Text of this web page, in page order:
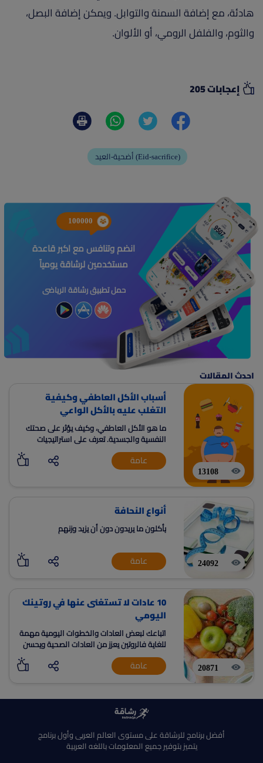
هادئة، مع إضافة السمنة والتوابل. ويمكن إضافة البصل،
والثوم، والفلفل الرومي، أو الألوان.
إعجابات 205
أضحية-العيد (Eid-sacrifice)
100000
انضم وتنافس مع اكبر قاعدة
مستخدمين لرشاقة يومياً
حمل تطبيق رشاقة الرياضى
احدث المقالات
13108
أسباب الأكل العاطفي وكيفية
التغلب عليه بالأكل الواعي
ما هو الأكل العاطفي، وكيف يؤثر على صحتك
النفسية والجسدية. تعرف على استراتيجيات
فعالة لمواجهة الأكل العاطفي، بما في ذلك
ممارسة الأكل الواعي.
عامة
24092
أنواع النحافة
يأكلون ما يريدون دون أن يزيد وزنهم
عامة
20871
10 عادات لا تستغنى عنها في روتينك
اليومي
اتباعك لبعض العادات والخطوات اليومية مهمة
للغاية فالروتين يعزز من العادات الصحية ويحسن
من الصحة العقلية ويعزز الطاقة الذهنية والسر
وراء الصحة الجسدية والنفسية
عامة
أفضل برنامج للرشاقة على مستوى العالم العربى وأول برنامج
يتميز بتوفير جميع المعلومات باللغه العربية